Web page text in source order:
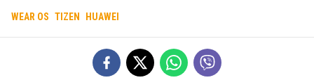
WEAR OS TIZEN HUAWEI